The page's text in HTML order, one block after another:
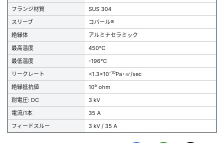
フランジ材質
SUS 304
スリーブ
コバール®
絶縁体
アルミナセラミック
最高温度
450℃
最低温度
-196℃
リークレート
<1.3x10-10Pa･㎥/sec
絶縁抵抗値
10⁹ ohm
耐電圧: DC
3 kV
電流/1本
35 A
フィードスルー
3 kV / 35 A